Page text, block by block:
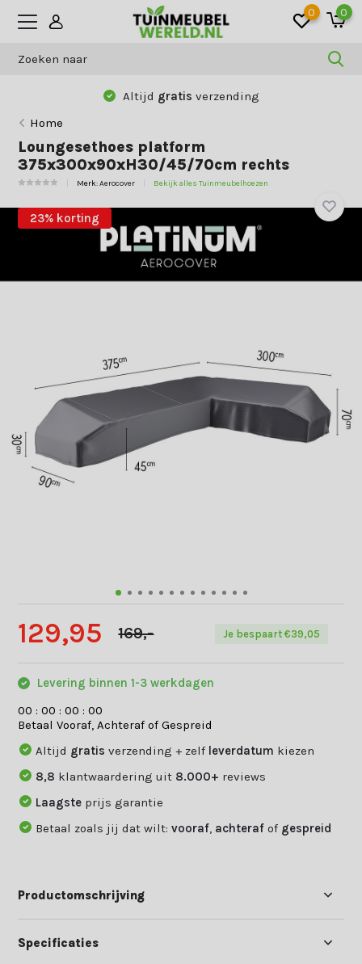
0 0
Altijd gratis verzending
Home
Loungesethoes platform
375x300x90xH30/45/70cm rechts
Merk:Aerocover Bekijk alles Tuinmeubelhoezen
23% korting
129,95 169,- Je bespaart €39,05
Levering binnen 1-3 werkdagen
00 :00 :00 :00
Betaal Vooraf, Achteraf of Gespreid
Altijd gratisverzending + zelf leverdatum kiezen
8,8 klantwaardering uit 8.000+ reviews
Laagste prijs garantie
Betaal zoals jij dat wilt:vooraf achteraf of gespreid
Productomschrijving
Specificaties